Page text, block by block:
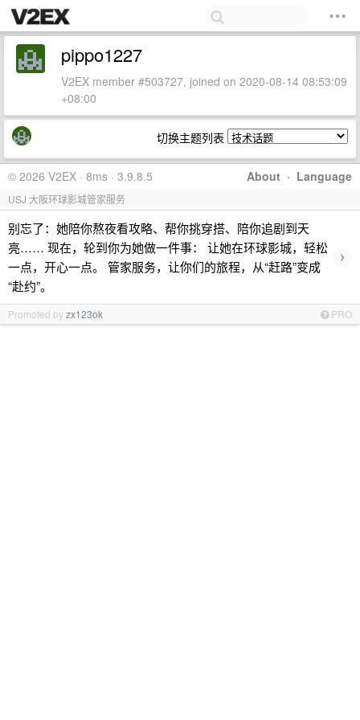
pippo1227
V2EX member #503727, joined on 2020-08-14 08:53:09
+08:00
切换主题列表
About · Language
© 2026 V2EX · 8ms · 3.9.8.5
USJ 大阪环球影城管家服务
别忘了：她陪你熬夜看攻略、帮你挑穿搭、陪你追剧到天
亮…… 现在，轮到你为她做一件事： 让她在环球影城，轻松
一点，开心一点。 管家服务，让你们的旅程，从“赶路”变成
“赴约”。
›
Promoted byzx123ok PRO